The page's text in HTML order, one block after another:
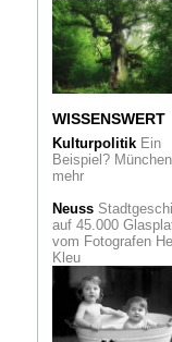
Meeting-Point
Live-Ateliers im
Bommel-van Dam-
Museum in Venlo
Kunst hoch
Die
Meisterwerke
Kunsthalle Barmen.
Damals wie heute
Ort für
Kunst
Dem Nachwuchs ein
Haus der Kunst. Die
Lepsien Art
WISSENSWERT
KulturpolitikEin
Beispiel?
mehr
Neuss
auf 45.000
vom Fotografen
Kleu